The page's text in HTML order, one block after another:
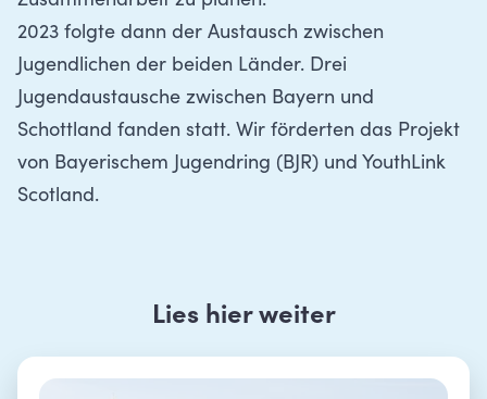
2023 folgte dann der Austausch zwischen
Jugendlichen der beiden Länder. Drei
Jugendaustausche zwischen Bayern und
Schottland fanden statt. Wir förderten das Projekt
von Bayerischem Jugendring (BJR) und YouthLink
Scotland.
Lies hier weiter